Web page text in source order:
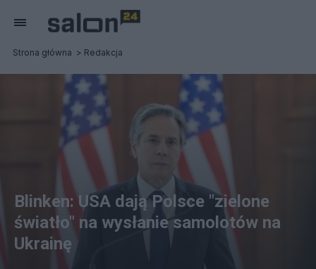
Strona główna Redakcja
Blinken: USA dają Polsce "zielone
światło" na wysłanie samolotów na
Ukrainę